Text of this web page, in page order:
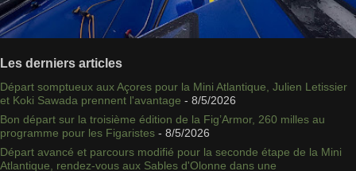
Les derniers articles
Départ somptueux aux Açores pour la Mini Atlantique, Julien Letissier
et Koki Sawada prennent l'avantage - 8/5/2026
Bon départ sur la troisième édition de la Fig’Armor, 260 milles au
programme pour les Figaristes - 8/5/2026
Départ avancé et parcours modifié pour la seconde étape de la Mini
Atlantique, rendez-vous aux Sables d'Olonne dans une